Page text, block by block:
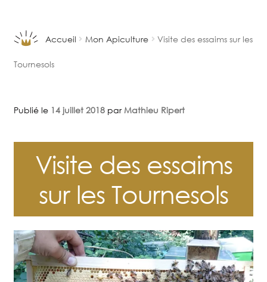
la
contenuAccueil Mon Apiculture Visite des essaims sur les
Tournesols
Publié le 14 juillet 2018 parMathieu Ripert
Visite des essaims
sur les Tournesols